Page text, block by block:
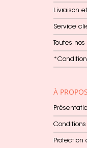
Livraison
Service
Toutes
À
Protection